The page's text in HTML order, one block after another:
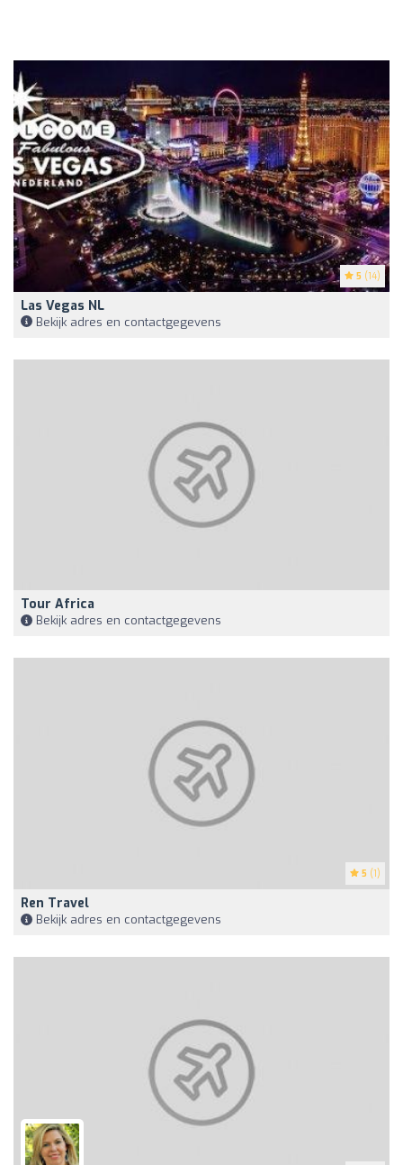
5 (14)
Las Vegas NL
Bekijk adres en contactgegevens
Tour Africa
Bekijk adres en contactgegevens
5 (1)
Ren Travel
Bekijk adres en contactgegevens